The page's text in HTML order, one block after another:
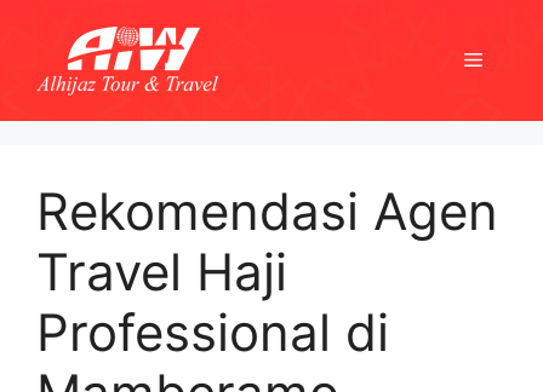
content
Menu
Rekomendasi Agen
Travel Haji
Professional di